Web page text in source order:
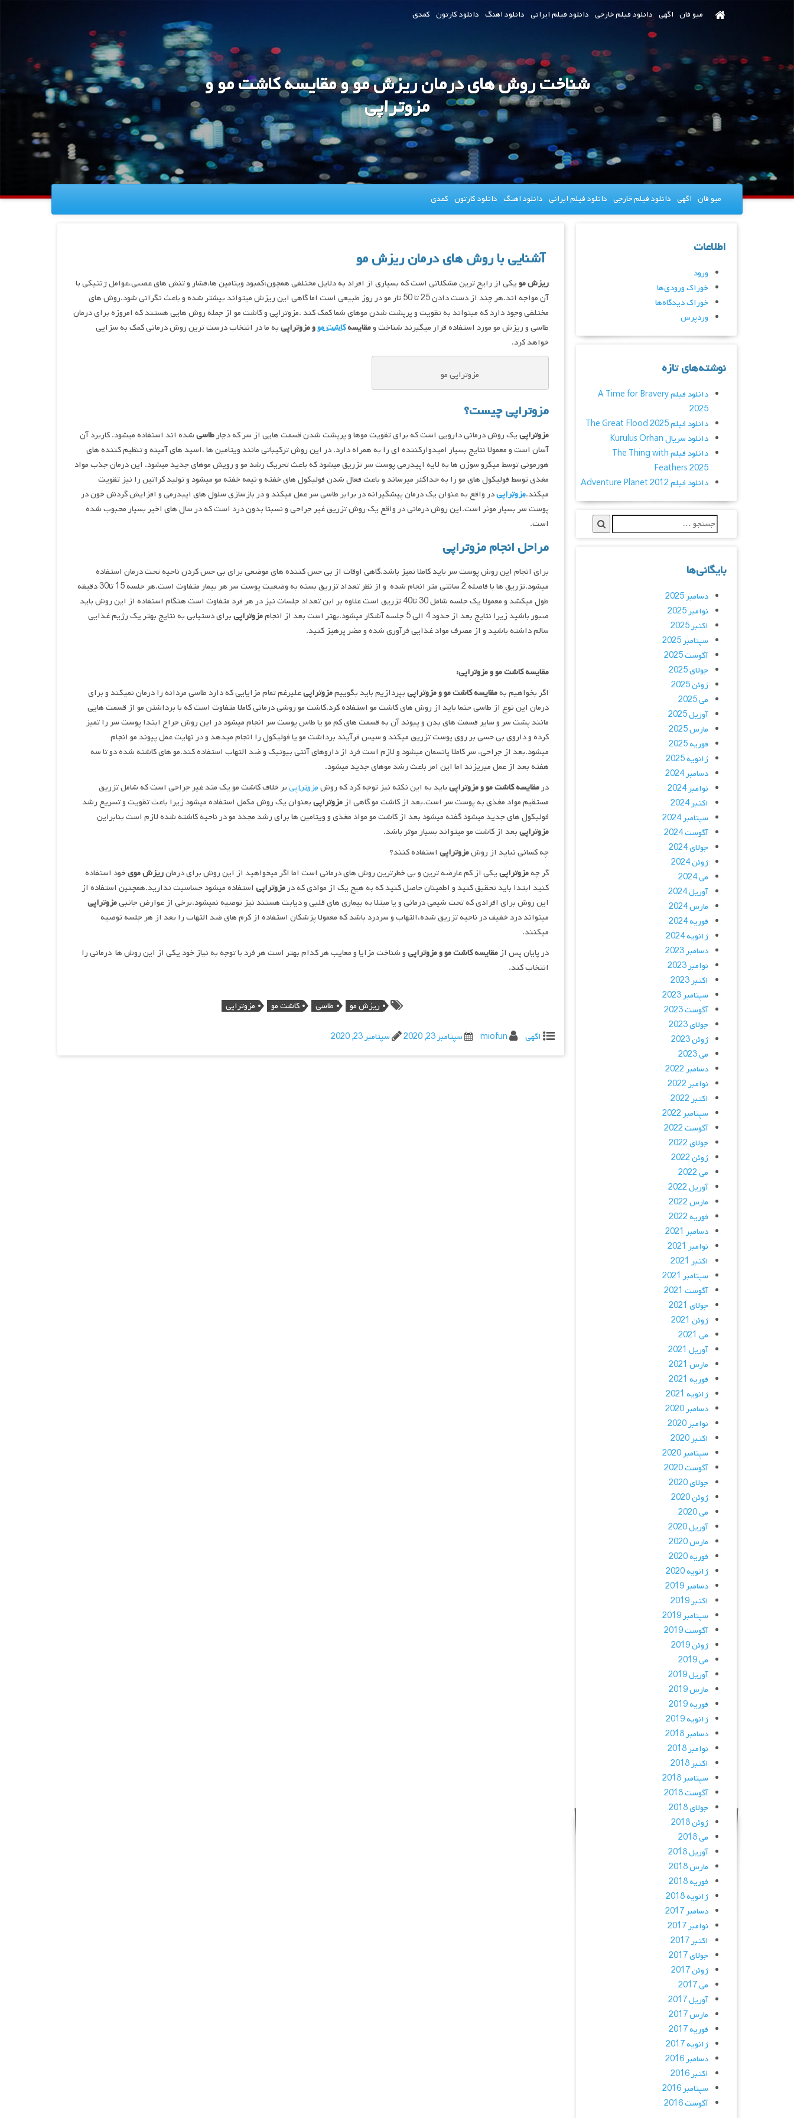
میو فان اگهی دانلود فیلم خارجی دانلود فیلم ایرانی دانلود اهنگ دانلود کارتون کمدی
شناخت روش های درمان ریزش مو و مقایسه کاشت مو و
مزوتراپی
میو فان اگهی دانلود فیلم خارجی دانلود فیلم ایرانی دانلود اهنگ دانلود کارتون کمدی
آشنایی با روش های درمان ریزش مو
ریزشمویکی از رایج ترین مشکلاتی است که بسیاری از افراد به دلایل مختلفی همچون:کمبود ویتامین ها،فشار و تنش های عصبی،عوامل ژنتیکی با
آن مواجه اند.هر چند از دست دادن 25 تا 50 تار مو در روز طبیعی است اما گاهی این ریزش میتواند بیشتر شده و باعث نگرانی شود.روش های
مختلفی وجود دارد که میتواند به تقویت و پرپشت شدن موهای شما کمک کند .مزوتراپی و کاشت مو از جمله روش هایی هستند که امروزه برای درمان
طاسی و ریزش مو مورد استفاده قرار میگیرند شناخت ومقایسهکاشتموومزوتراپیبه ما در انتخاب درست ترین روش درمانی کمک به سزایی
خواهد کرد.
مزوتراپی مو
مزوتراپیچیست؟
مزوتراپییک روش درمانی دارویی است که برای تقویت موها و پرپشت شدن قسمت هایی از سر که دچارطاسیشده اند استفاده میشود. کاربرد آن
آسان است و معمولا نتایج بسیار امیدوارکننده ای را به همراه دارد. در این روش ترکیباتی مانند ویتامین ها ،اسید های آمینه و تنظیم کننده های
هورمونی توسط میکرو سوزن ها به لایه اپیدرمی پوست سر تزریق میشود که باعث تحریک رشد مو و رویش موهای جدید میشود. این درمان جذب مواد
مغذی توسط فولیکول های مو را به حداکثر میرساند و باعث فعال شدن فولیکول های خفته و نیمه خفته مو میشود و تولید کراتین را نیز تقویت
میکند.مزوتراپیدر واقع به عنوان یک درمان پیشگیرانه در برابر طاسی سر عمل میکند و در بازسازی سلول های اپیدرمی و افزایش گردش خون در
پوست سر بسیار موثر است.این روش درمانی در واقع یک روش تزریق غیر جراحی و نسبتا بدون درد است که در سال های اخیر بسیار محبوب شده
است.
مراحل انجاممزوتراپی
برای انجام این روش پوست سر باید کاملا تمیز باشد.گاهی اوقات از بی حس کننده های موضعی برای بی حس کردن ناحیه تحت درمان استفاده
میشود.تزریق ها با فاصله 2 سانتی متر انجام شده و از نظر تعداد تزریق بسته به وضعیت پوست سر هر بیمار متفاوت است.هر جلسه 15 تا30 دقیقه
طول میکشد و معمولا یک جلسه شامل 30 تا40 تزریق است علاوه بر ابن تعداد جلسات نیز در هر فرد متفاوت است هنگام استفاده از این روش باید
صبور باشید زیرا نتایج بعد از حدود 4 الی 5 جلسه آشکار میشود.بهتر است بعد از انجام
مزوتراپیبرای دستیابی به نتایج بهتر یک رژیم غذایی
سالم داشته باشید و از مصرف مواد غذایی فرآوری شده و مضر پرهیز کنید.
مقایسه کاشت مو و مزوتراپی:
اگر بخواهیم بهمقایسه کاشت مو و مزوتراپیبپردازیم باید بگوییممزوتراپیعلیرغم تمام مزایایی که دارد طاسی مردانه را درمان نمیکند و برای
درمان این نوع از طاسی حتما باید از روش های کاشت مو استفاده کرد.کاشت مو روشی درمانی کاملا متفاوت است که با برداشتن مو از قسمت هایی
مانند پشت سر و سایر قسمت های بدن و پیوند آن به قسمت های کم مو یا طاس پوست سر انجام میشود در این روش جراح ابتدا پوست سر را تمیز
کرده و داروی بی حسی بر روی پوست تزریق میکند و سپس فرآیند برداشت مو یا فولیکول را انجام میدهد و در نهایت عمل پیوند مو انجام
میشود.بعد از جراحی، سر کاملا پانسمان میشود و لازم است فرد از داروهای آنتی بیوتیک و ضد التهاب استفاده کند.مو های کاشته شده دو تا سه
هفته بعد از عمل میریزند اما این امر باعث رشد موهای جدید میشود.
درمقایسهکاشتموومزوتراپیباید به این نکته نیز توجه کرد که روشمزوتراپیبر خلاف کاشت مو یک متد غیر جراحی است که شامل تزریق
مستقیم مواد مغذی به پوست سر است.بعد از کاشت مو گاهی ازمزوتراپیبعنوان یک روش مکمل استفاده میشود زیرا باعث تقویت و تسریع رشد
فولیکول های جدید میشود گفته میشود بعد از کاشت مو مواد مغذی و ویتامین ها برای رشد مجدد مو در ناحیه کاشته شده لازم است بنابراین
مزوتراپیبعد از کاشت مو میتواند بسیار موثر باشد.
چه کسانی نباید از روشمزوتراپی استفاده کنند؟
گر چهمزوتراپییکی از کم عارضه ترین و بی خطرترین روش های درمانی است اما اگر میخواهید از این روش برای درمانریزشمویخود استفاده
کنید ابتدا باید تحقیق کنید و اطمینان حاصل کنید که به هیچ یک از موادی که درمزوتراپی استفاده میشود حساسیت ندارید.همچنین استفاده از
این روش برای افرادی که تحت شیمی درمانی و یا مبتلا به بیماری های قلبی و دیابت هستند نیز توصیه نمیشود.برخی از عوارض جانبیمزوتراپی
میتواند درد خفیف در ناحیه تزریق شده،التهاب و سردرد باشد که معمولا پزشکان استفاده از کرم های ضد التهاب را بعد از هر جلسه توصیه
میکنند.
در پایان پس ازمقایسهکاشتموومزوتراپیو شناخت مزایا و معایب هر کدام بهتر است هر فرد با توجه به نیاز خود یکی از این روش ها درمانی را
انتخاب کند.
ریزش مو طاسی کاشت مو مزوتراپی
اگهی miofun سپتامبر 23, 2020 سپتامبر 23, 2020
اطلاعات
ورود
خوراک ورودی‌ها
خوراک دیدگاه‌ها
وردپرس
نوشته‌های تازه
دانلود فیلم A Time for Bravery
2025
دانلود فیلم The Great Flood 2025
دانلود سریال Kurulus Orhan
دانلود فیلم The Thing with
Feathers 2025
دانلود فیلم Adventure Planet 2012
بایگانی‌ها
دسامبر 2025
نوامبر 2025
اکتبر 2025
سپتامبر 2025
آگوست 2025
جولای 2025
ژوئن 2025
می 2025
آوریل 2025
مارس 2025
فوریه 2025
ژانویه 2025
دسامبر 2024
نوامبر 2024
اکتبر 2024
سپتامبر 2024
آگوست 2024
جولای 2024
ژوئن 2024
می 2024
آوریل 2024
مارس 2024
فوریه 2024
ژانویه 2024
دسامبر 2023
نوامبر 2023
اکتبر 2023
سپتامبر 2023
آگوست 2023
جولای 2023
ژوئن 2023
می 2023
دسامبر 2022
نوامبر 2022
اکتبر 2022
سپتامبر 2022
آگوست 2022
جولای 2022
ژوئن 2022
می 2022
آوریل 2022
مارس 2022
فوریه 2022
دسامبر 2021
نوامبر 2021
اکتبر 2021
سپتامبر 2021
آگوست 2021
جولای 2021
ژوئن 2021
می 2021
آوریل 2021
مارس 2021
فوریه 2021
ژانویه 2021
دسامبر 2020
نوامبر 2020
اکتبر 2020
سپتامبر 2020
آگوست 2020
جولای 2020
ژوئن 2020
می 2020
آوریل 2020
مارس 2020
فوریه 2020
ژانویه 2020
دسامبر 2019
اکتبر 2019
سپتامبر 2019
آگوست 2019
ژوئن 2019
می 2019
آوریل 2019
مارس 2019
فوریه 2019
ژانویه 2019
دسامبر 2018
نوامبر 2018
اکتبر 2018
سپتامبر 2018
آگوست 2018
جولای 2018
ژوئن 2018
می 2018
آوریل 2018
مارس 2018
فوریه 2018
ژانویه 2018
دسامبر 2017
نوامبر 2017
اکتبر 2017
جولای 2017
ژوئن 2017
می 2017
آوریل 2017
مارس 2017
فوریه 2017
ژانویه 2017
دسامبر 2016
اکتبر 2016
سپتامبر 2016
آگوست 2016